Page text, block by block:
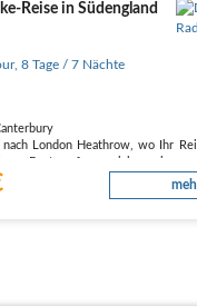
Reise in Südengland
,8 Tage / 7 Nächte
London Heathrow, wo Ihr
Sissinghurst | 67 km